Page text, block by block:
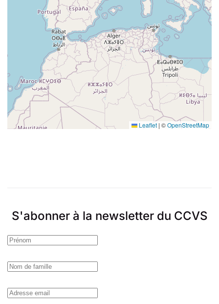
Leaflet | ©OpenStreetMap
S'abonner à la newsletter du CCVS